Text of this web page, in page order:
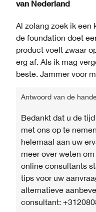
van Nederland
Al zolang zoek ik een
de foundation doet
product voelt zwaar
erg af. Als ik mag
beste. Jammer voor
Antwoord van de
Bedankt dat u de
met ons op te
helemaal aan uw
meer over weten
online consultants
tips voor uw
alternatieve
consultant: